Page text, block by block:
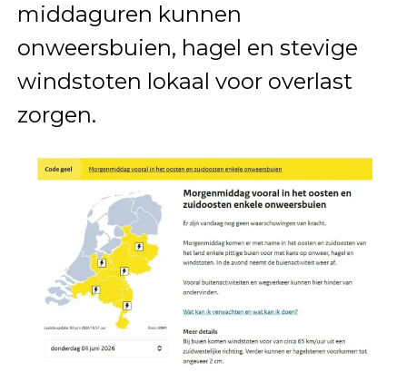
middaguren kunnen
onweersbuien, hagel en stevige
windstoten lokaal voor overlast
zorgen.